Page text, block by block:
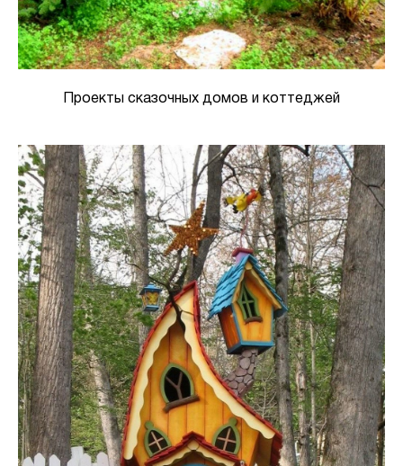
Проекты сказочных домов и коттеджей